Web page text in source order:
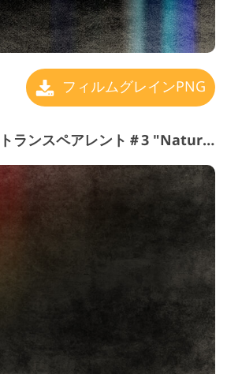
フィルムグレインPNG
フィルムグレイントランスペアレント＃3 "Natural"